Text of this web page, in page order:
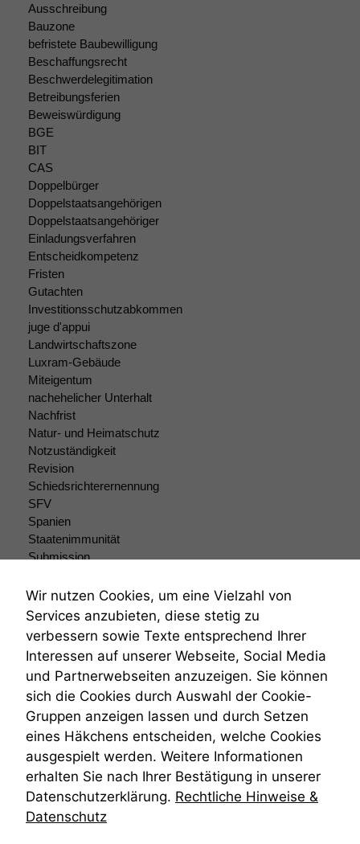
Ausschreibung
Bauzone
befristete Baubewilligung
Beschaffungsrecht
Beschwerdelegitimation
Betreibungsferien
Beweiswürdigung
BGE
BIT
CAS
Doppelbürger
Doppelstaatsangehörigen
Doppelstaatsangehöriger
Einladungsverfahren
Entscheidkompetenz
Fristen
Gutachten
Investitionsschutzabkommen
juge d'appui
Landwirtschaftszone
Luxram-Gebäude
Miteigentum
nachehelicher Unterhalt
Nachfrist
Natur- und Heimatschutz
Notzuständigkeit
Revision
Schiedsrichterernennung
SFV
Spanien
Staatenimmunität
Submission
Teilungsklage
Venezuela
VRK
Wiederherstellungsanordnung
Zivilprozessordnung
ZPO
Zustellfiktion
Zuständigkeit
Öffentliches Personalrecht
Öffentlichkeitsprinzip
Wir nutzen Cookies, um eine Vielzahl von
Services anzubieten, diese stetig zu
verbessern sowie Texte entsprechend Ihrer
Interessen auf unserer Webseite, Social Media
und Partnerwebseiten anzuzeigen. Sie können
sich die Cookies durch Auswahl der Cookie-
Gruppen anzeigen lassen und durch Setzen
eines Häkchens entscheiden, welche Cookies
ausgespielt werden. Weitere Informationen
erhalten Sie nach Ihrer Bestätigung in unserer
Datenschutzerklärung. Rechtliche Hinweise &
Datenschutz